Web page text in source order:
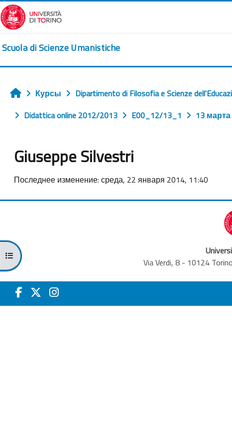
Перейти к основному содержанию
Scuola di Scienze Umanistiche
Открыть оглавление курса
Главная
Курсы Dipartimento di Filosofia e Scienze
Didattica online 2012/2013
E00_12/13_1 13
Giuseppe Silvestri
Требуемые условия завершения
Последнее изменение: среда, 22 января 2014, 11:40
Via Verdi, 8 - 10124